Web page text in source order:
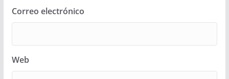
Correo electrónico
Web